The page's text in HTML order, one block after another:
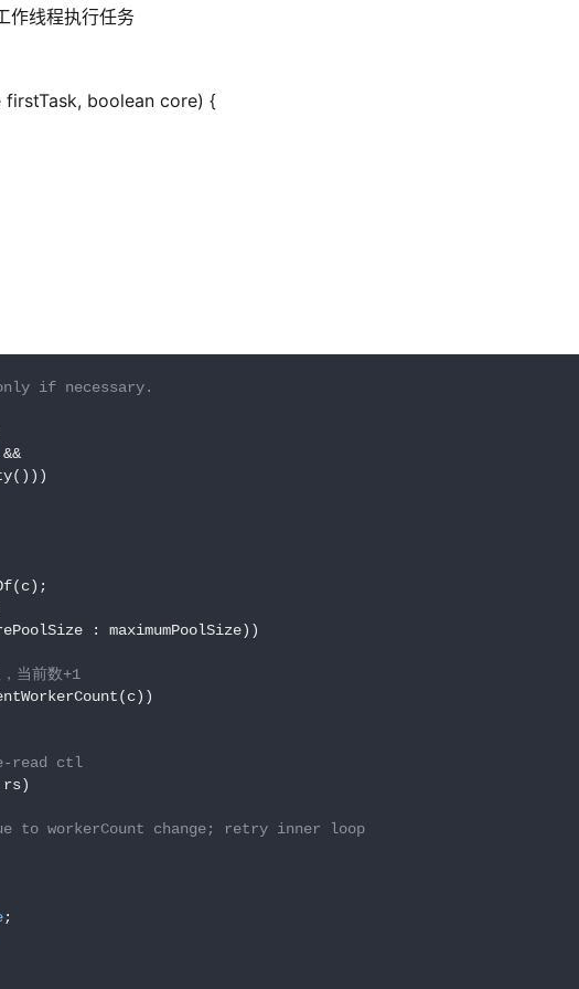
作线程执行任务
boolean core) {
if necessary.
&&
: maximumPoolSize))
当前数+1
read ctl
rs)
to workerCount change; retry inner loop
;